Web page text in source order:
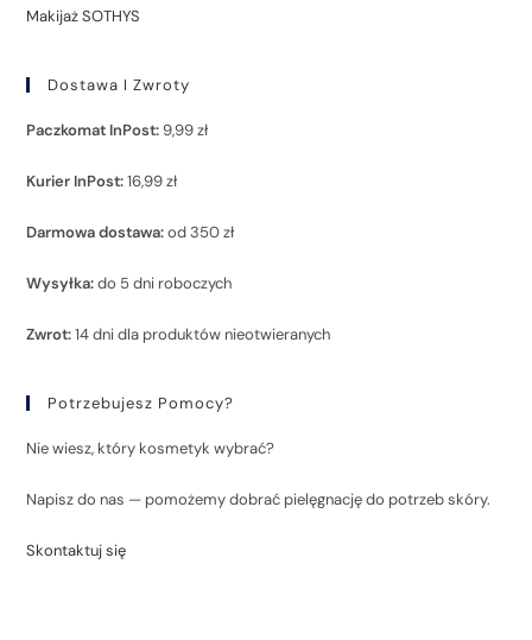
Makijaż SOTHYS
Dostawa I Zwroty
Paczkomat InPost:9,99 zł
Kurier InPost:16,99 zł
Darmowa dostawa:od 350 zł
Wysyłka:do 5 dni roboczych
Zwrot:14 dni dla produktów nieotwieranych
Potrzebujesz Pomocy?
Nie wiesz, który kosmetyk wybrać?
Napisz do nas — pomożemy dobrać pielęgnację do potrzeb skóry.
Skontaktuj się